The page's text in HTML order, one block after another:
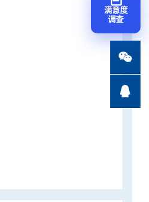
满意度
调查

